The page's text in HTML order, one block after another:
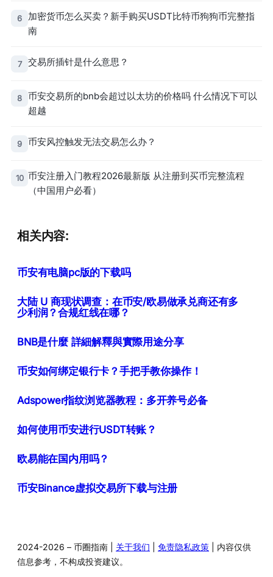
6
加密货币怎么买卖？新手购买USDT比特币狗狗币完整指
南
7 交易所插针是什么意思？
8
币安交易所的bnb会超过以太坊的价格吗 什么情况下可以
超越
9 币安风控触发无法交易怎么办？
10 币安注册入门教程2026最新版 从注册到买币完整流程
（中国用户必看）
相关内容:
币安有电脑pc版的下载吗
大陆 U 商现状调查：在币安/欧易做承兑商还有多
少利润？合规红线在哪？
BNB是什麼 詳細解釋與實際用途分享
币安如何绑定银行卡？手把手教你操作！
Adspower指纹浏览器教程：多开养号必备
如何使用币安进行USDT转账？
欧易能在国内用吗？
币安Binance虚拟交易所下载与注册
2024-2026 – 币圈指南 | 关于我们 免责隐私政策 | 内容仅供
信息参考，不构成投资建议。